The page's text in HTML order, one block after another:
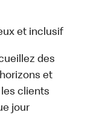
et inclusif
des
et
clients
jour